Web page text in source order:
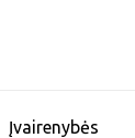
Įvairenybės